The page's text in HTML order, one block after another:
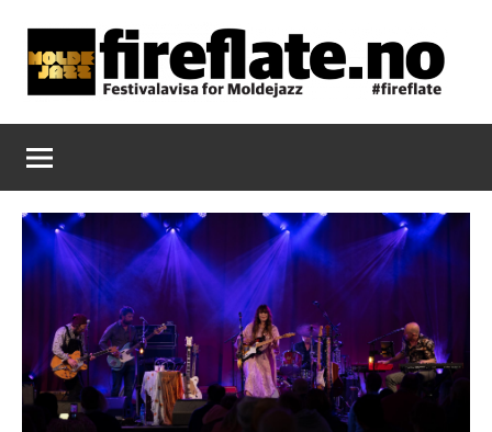
content
Fireflate